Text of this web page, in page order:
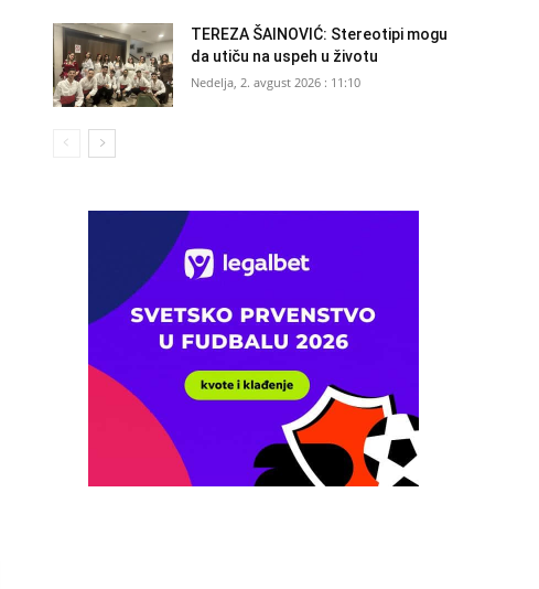
TEREZA ŠAINOVIĆ: Stereotipi mogu
da utiču na uspeh u životu
Nedelja, 2. avgust 2026 : 11:10